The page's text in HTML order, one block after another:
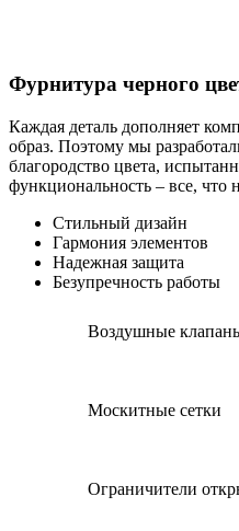
Фурнитура черного
Каждая деталь дополняет
образ. Поэтому мы
благородство цвета,
функциональность – все, что
Стильный дизайн
Гармония элементов
Надежная защита
Безупречность работы
Воздушные
Москитные сетки
Ограничители